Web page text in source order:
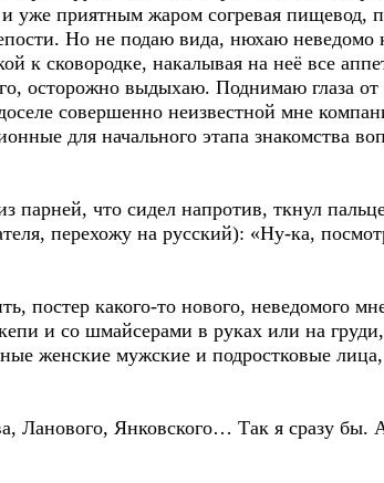
и уже приятным жаром согревая пищевод,
Но не подаю вида, нюхаю неведомо
к сковородке, накалывая на неё все
осторожно выдыхаю. Поднимаю глаза
совершенно неизвестной мне
для начального этапа знакомства
парней, что сидел напротив, ткнул
перехожу на русский): «Ну-ка,
постер какого-то нового, неведомого
и со шмайсерами в руках или на
женские мужские и подростковые лица,
Ланового, Янковского… Так я сразу бы.